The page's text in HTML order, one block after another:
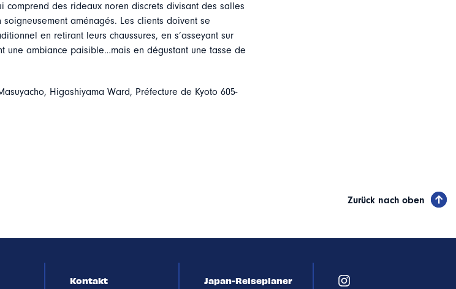
des rideaux noren discrets divisant des salles
aménagés. Les clients doivent se
en retirant leurs chaussures, en s’asseyant sur
une ambiance paisible…mais en dégustant une tasse de
Higashiyama Ward, Préfecture de Kyoto 605-
Zurück nach oben
Kontakt Japan-Reiseplaner